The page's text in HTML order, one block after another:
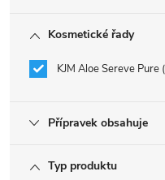
Kosmetické řady
KJM Aloe Sereve Pure
Přípravek obsahuje
Typ produktu